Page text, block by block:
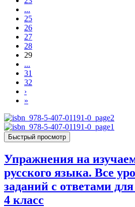
...
25
26
27
28
29
...
31
32
›
»
Быстрый просмотр
Упражнения на
русского языка. Все
заданий с ответами
4 класс